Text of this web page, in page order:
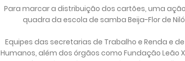
Para marcar a distribuição dos cartões, uma
quadra da escola de samba Beija-Flor de
Equipes das secretarias de Trabalho e Renda e
Humanos, além dos órgãos como Fundação Leão